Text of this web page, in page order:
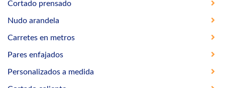
Cortado prensado
Nudo arandela
Carretes en metros
Pares enfajados
Personalizados a medida